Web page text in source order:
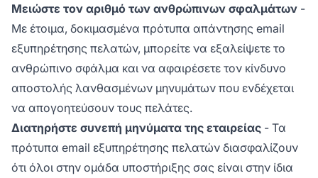
Μειώστε τον αριθμό των ανθρώπινων σφαλμάτων -
Με έτοιμα, δοκιμασμένα πρότυπα απάντησης email
εξυπηρέτησης πελατών, μπορείτε να εξαλείψετε το
ανθρώπινο σφάλμα και να αφαιρέσετε τον κίνδυνο
αποστολής λανθασμένων μηνυμάτων που ενδέχεται
να απογοητεύσουν τους πελάτες.
Διατηρήστε συνεπή μηνύματα της εταιρείας - Τα
πρότυπα email εξυπηρέτησης πελατών διασφαλίζουν
ότι όλοι στην ομάδα υποστήριξης σας είναι στην ίδια